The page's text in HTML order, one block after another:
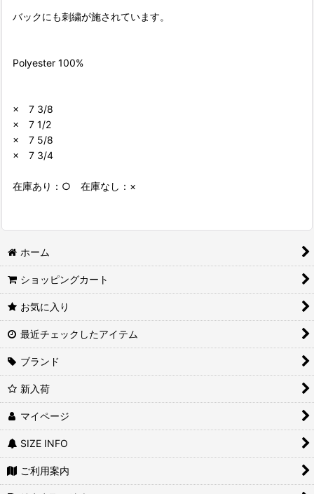
バックにも刺繍が施されています。
Polyester 100%
× 7 3/8
× 7 1/2
× 7 5/8
× 7 3/4
在庫あり：○ 在庫なし：×
ホーム
ショッピングカート
お気に入り
最近チェックしたアイテム
ブランド
新入荷
マイページ
SIZE INFO
ご利用案内